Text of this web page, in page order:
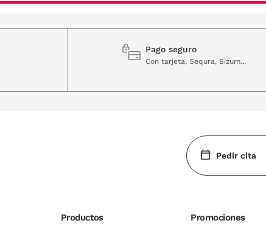
Pago seguro
Con tarjeta, Sequra, Bizum...
Pedir cita
Productos Promociones